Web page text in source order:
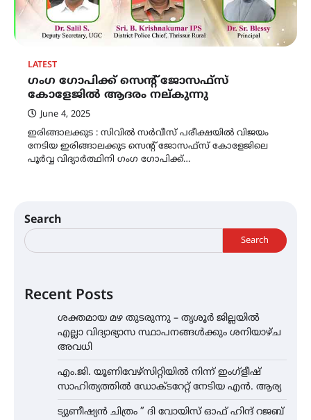
LATEST
ഗംഗ ഗോപിക്ക് സെന്റ് ജോസഫ്‌സ്
കോളേജിൽ ആദരം നല്കുന്നു
June 4, 2025
ഇരിങ്ങാലക്കുട : സിവിൽ സർവീസ് പരീക്ഷയിൽ വിജയം
നേടിയ ഇരിങ്ങാലക്കുട സെന്റ് ജോസഫ്‌സ് കോളേജിലെ
പൂർവ്വ വിദ്യാർത്ഥിനി ഗംഗ ഗോപിക്ക്…
Search
Search
Recent Posts
ശക്തമായ മഴ തുടരുന്നു – തൃശൂർ ജില്ലയിൽ
എല്ലാ വിദ്യാഭ്യാസ സ്ഥാപനങ്ങൾക്കും ശനിയാഴ്ച
അവധി
എം.ജി. യൂണിവേഴ്‌സിറ്റിയിൽ നിന്ന് ഇംഗ്ളീഷ്
സാഹിത്യത്തിൽ ഡോക്ടറേറ്റ് നേടിയ എൻ. ആര്യ
ട്യുണീഷ്യൻ ചിത്രം ” ദി വോയിസ് ഓഫ് ഹിന്ദ് റജബ്